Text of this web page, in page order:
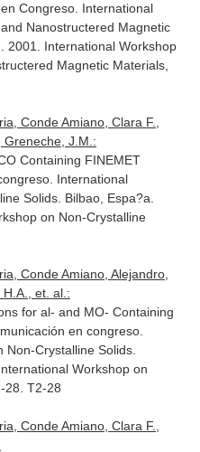
Congreso. International
Nanostructered Magnetic
2001. International Workshop
Magnetic Materials,
Conde Amiano, Clara F.,
Greneche, J.M.:
Containing FINEMET
International
Solids. Bilbao, Espa?a.
on Non-Crystalline
Conde Amiano, Alejandro,
et. al.:
for al- and MO- Containing
en congreso.
Crystalline Solids.
Workshop on
28. T2-28
Conde Amiano, Clara F.,